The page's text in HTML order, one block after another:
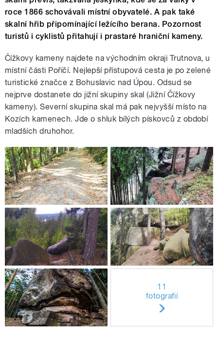
roce 1866 schovávali místní obyvatelé. A pak také
skalní hřib připomínající ležícího berana. Pozornost
turistů i cyklistů přitahují i prastaré hraniční kameny.
Čížkovy kameny najdete na východním okraji Trutnova, u
místní části Poříčí. Nejlepší přístupová cesta je po zelené
turistické značce z Bohuslavic nad Úpou. Odsud se
nejprve dostanete do jižní skupiny skal (Jižní Čížkovy
kameny). Severní skupina skal má pak nejvyšší místo na
Kozích kamenech. Jde o shluk bílých pískovců z období
mladších druhohor.
11
fotografií